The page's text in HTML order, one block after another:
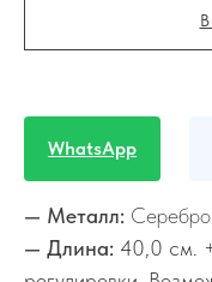
WhatsApp
— Металл:
— Длина: 40,0 см.